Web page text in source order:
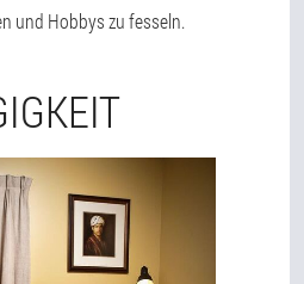
und Hobbys zu fesseln.